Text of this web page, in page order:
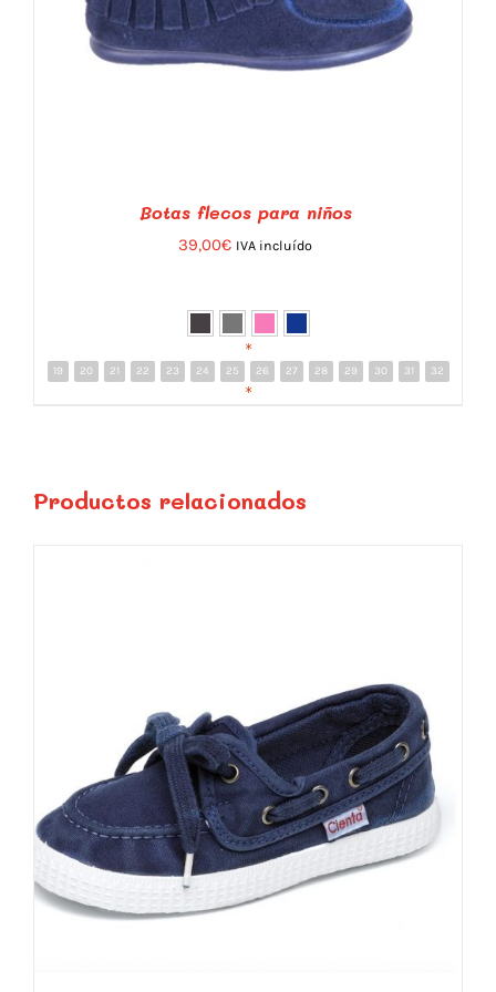
DETALLES
Botas flecos para niños
39,00€ IVA incluído
*
19 20 21 22 23 24 25 26 27 28 29 30 31 32
*
Productos relacionados